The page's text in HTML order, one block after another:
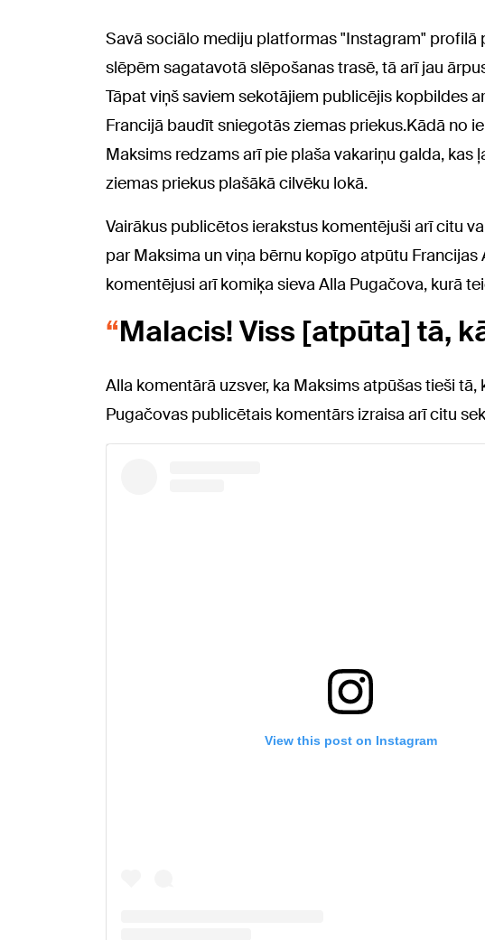
Savā sociālo mediju platformas "Instagram"
slēpēm sagatavotā slēpošanas trasē, tā arī jau
Tāpat viņš saviem sekotājiem publicējis kopbildes
Francijā baudīt sniegotās ziemas priekus.Kādā no
Maksims redzams arī pie plaša vakariņu galda, kas
ziemas priekus plašākā cilvēku lokā.
Vairākus publicētos ierakstus komentējuši arī citu
par Maksima un viņa bērnu kopīgo atpūtu Francijas
komentējusi arī komiķa sieva Alla Pugačova, kurā
Malacis! Viss [atpūta] tā,
Alla komentārā uzsver, ka Maksims atpūšas tieši
Pugačovas publicētais komentārs izraisa arī citu